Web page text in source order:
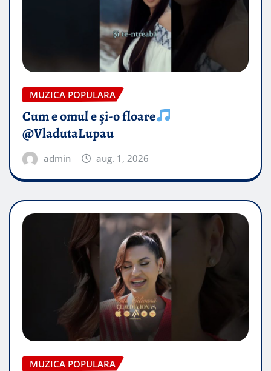
MUZICA POPULARA
Cum e omul e și-o floare
@VladutaLupau
admin aug. 1, 2026
MUZICA POPULARA